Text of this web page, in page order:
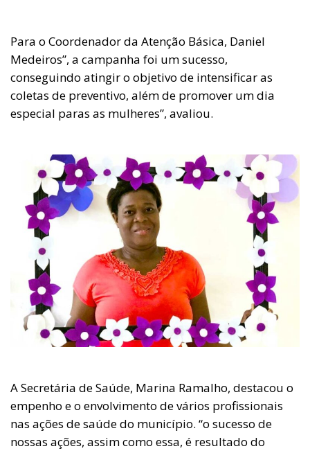
Para o Coordenador da Atenção Básica, Daniel
Medeiros”, a campanha foi um sucesso,
conseguindo atingir o objetivo de intensificar as
coletas de preventivo, além de promover um dia
especial paras as mulheres”, avaliou.
A Secretária de Saúde, Marina Ramalho, destacou o
empenho e o envolvimento de vários profissionais
nas ações de saúde do município. “o sucesso de
nossas ações, assim como essa, é resultado do